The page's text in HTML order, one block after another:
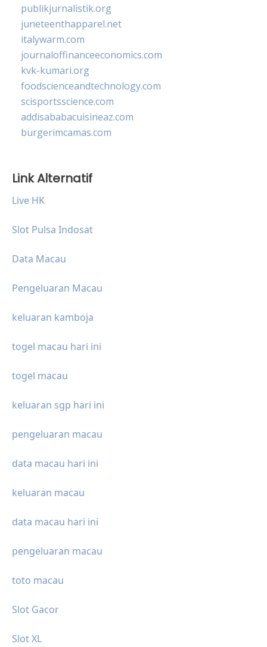
publikjurnalistik.org
juneteenthapparel.net
italywarm.com
journaloffinanceeconomics.com
kvk-kumari.org
foodscienceandtechnology.com
scisportsscience.com
addisababacuisineaz.com
burgerimcamas.com
Link Alternatif
Live HK
Slot Pulsa Indosat
Data Macau
Pengeluaran Macau
keluaran kamboja
togel macau hari ini
togel macau
keluaran sgp hari ini
pengeluaran macau
data macau hari ini
keluaran macau
data macau hari ini
pengeluaran macau
toto macau
Slot Gacor
Slot XL